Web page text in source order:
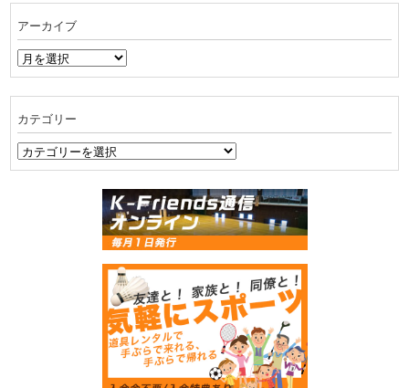
アーカイブ
ア
ー
ブ
カテゴリー
カ
テ